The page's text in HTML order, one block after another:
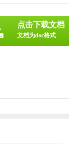
点击下载文档
文档为doc格式